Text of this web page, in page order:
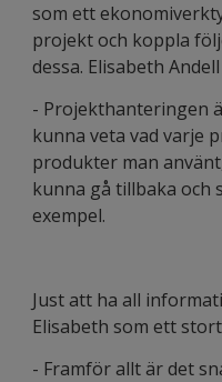
som ett
projekt och koppla
dessa. Elisabeth
- Projekthanteringen
kunna veta vad varje
produkter man
kunna gå tillbaka och
exempel.
Just att ha all
Elisabeth som ett
- Framför allt är det